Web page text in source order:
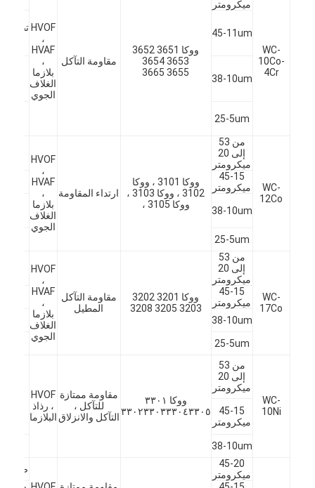
المنتجات
جولة في المصنع
مراقبة الجودة
نتحدث الآن
يلقي مسحوق كربيد التنجستن
مسحوق كربيد التنجستن الكلي
مصبوب كروي كربيد التنجستن
مسحوق نيكل كروم
WC-
10Co-
4Cr
ميكرومتر
ووكا 3651 3652
3653 3654
3655 3665
مقاومة التآكل
HVOF
،
HVAF
،
بلازما
الغلاف
الجوي
45-11um
تصنيع
38-10um
25-5um
WC-
12Co
من 53
إلى 20
ميكرومتر
ووكا 3101 ، ووكا
3102 ، ووكا 3103 ،
ووكا 3105 ،
ارتداء المقاومة
HVOF
،
HVAF
،
بلازما
الغلاف
الجوي
45-15
ميكرومتر
38-10um
25-5um
WC-
17Co
من 53
إلى 20
ميكرومتر
ووكا 3201 3202
3203 3205 3208
مقاومة التآكل
المطيل
HVOF
،
HVAF
،
بلازما
الغلاف
الجوي
45-15
ميكرومتر
38-10um
25-5um
WC-
10Ni
من 53
إلى 20
ميكرومتر
ووكا ٣٣٠١
٣٣٠٢٣٣٠٣٣٣٠٤٣٣٠٥
مقاومة ممتازة
للتآكل ،
التآكل والانزلاق
HVOF
، رذاذ
البلازما
45-15
ميكرومتر
38-10um
45-20
ميكرومتر
صنع